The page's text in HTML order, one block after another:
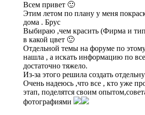
Всем привет 🙂
Этим летом по плану у меня
дома . Брус
Выбираю ,чем красить (Фирма и
в какой цвет 🙂
Отдельной темы на форуме по
нашла , а искать информацию по
достаточно тяжело.
Из-за этого решила создать
Очень надеюсь ,что все , кто уже
этап, поделятся своим
фотографиями